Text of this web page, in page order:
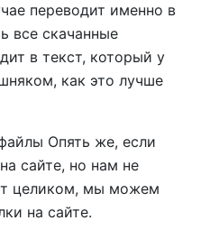
переводит именно в
все скачанные
в текст, который у
как это лучше
Опять же, если
сайте, но нам не
целиком, мы можем
на сайте.